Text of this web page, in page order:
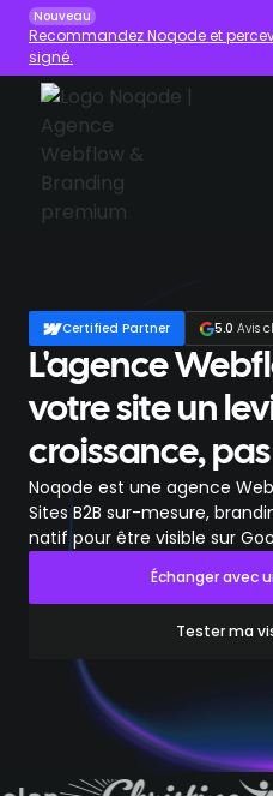
Nouveau
Recommandez Noqode et
signé.
Certified Partner 5.0 Avis
L'agence
votre site un
croissance,
Noqode est une agence
Sites B2B sur-mesure,
natif pour être visible sur
Échanger avec
Tester ma